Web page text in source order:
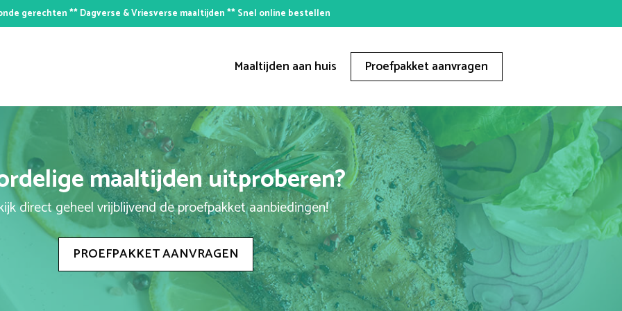
gerechten ** Dagverse & Vriesverse maaltijden ** Snel online bestellen
Maaltijden aan huis Proefpakket aanvragen
maaltijden uitproberen?
direct geheel vrijblijvend de proefpakket aanbiedingen!
PROEFPAKKET AANVRAGEN